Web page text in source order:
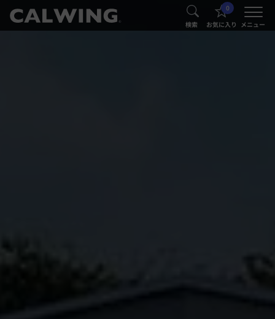
® 検索
0
お気に入り メニュー
®